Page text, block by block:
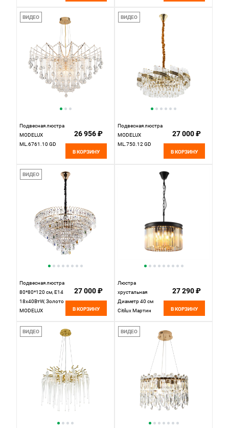
бронзовый
ВИДЕО
Подвесная люстра
MODELUX
ML.6761.10 GD
26 956 ₽
В КОРЗИНУ
ВИДЕО
Подвесная люстра
MODELUX
ML.750.12 GD
27 000 ₽
В КОРЗИНУ
ВИДЕО
Подвесная люстра
80*80*120 см, Е14
18x40ВтW, Золото
MODELUX
27 000 ₽
В КОРЗИНУ
Люстра
хрустальная
Диаметр 40 см
Citilux Мартин
Шампань
27 290 ₽
В КОРЗИНУ
ВИДЕО ВИДЕО